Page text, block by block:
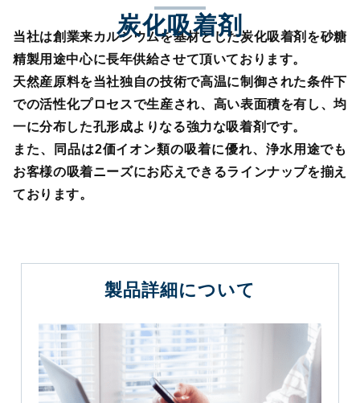
社
概
要
取
商
品
採
用
情
報
炭化吸着剤
当社は創業来カルシウムを基材とした炭化吸着剤を砂糖
精製用途中心に長年供給させて頂いております。
天然産原料を当社独自の技術で高温に制御された条件下
での活性化プロセスで生産され、高い表面積を有し、均
一に分布した孔形成よりなる強力な吸着剤です。
また、同品は2価イオン類の吸着に優れ、浄水用途でも
お客様の吸着ニーズにお応えできるラインナップを揃え
ております。
製品詳細について